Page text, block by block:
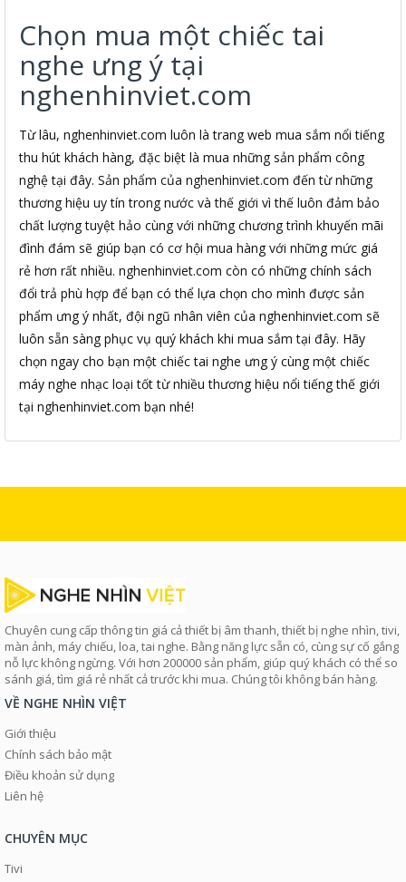
Chọn mua một chiếc tai
nghe ưng ý tại
nghenhinviet.com
Từ lâu, nghenhinviet.com luôn là trang web mua sắm nổi tiếng
thu hút khách hàng, đặc biệt là mua những sản phẩm công
nghệ tại đây. Sản phẩm của nghenhinviet.com đến từ những
thương hiệu uy tín trong nước và thế giới vì thế luôn đảm bảo
chất lượng tuyệt hảo cùng với những chương trình khuyến mãi
đình đám sẽ giúp bạn có cơ hội mua hàng với những mức giá
rẻ hơn rất nhiều. nghenhinviet.com còn có những chính sách
đổi trả phù hợp để bạn có thể lựa chọn cho mình được sản
phẩm ưng ý nhất, đội ngũ nhân viên của nghenhinviet.com sẽ
luôn sẵn sàng phục vụ quý khách khi mua sắm tại đây. Hãy
chọn ngay cho bạn một chiếc tai nghe ưng ý cùng một chiếc
máy nghe nhạc loại tốt từ nhiều thương hiệu nổi tiếng thế giới
tại nghenhinviet.com bạn nhé!
Chuyên cung cấp thông tin giá cả thiết bị âm thanh, thiết bị nghe nhìn, tivi,
màn ảnh, máy chiếu, loa, tai nghe. Bằng năng lực sẵn có, cùng sự cố gắng
nỗ lực không ngừng. Với hơn 200000 sản phẩm, giúp quý khách có thể so
sánh giá, tìm giá rẻ nhất cả trước khi mua. Chúng tôi không bán hàng.
VỀ NGHE NHÌN VIỆT
Giới thiệu
Chính sách bảo mật
Điều khoản sử dụng
Liên hệ
CHUYÊN MỤC
Tivi